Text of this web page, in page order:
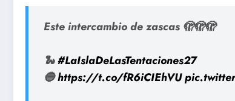
Este intercambio de zascas 🫣🫣🫣
🐍#LaIslaDeLasTentaciones27
🔵https://t.co/fR6iCIEhVU